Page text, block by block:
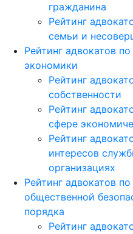
гражданина
Рейтинг
семьи и
Рейтинг адвокатов
экономики
Рейтинг
собственности
Рейтинг
сфере
Рейтинг
интересов
организациях
Рейтинг адвокатов
общественной
порядка
Рейтинг